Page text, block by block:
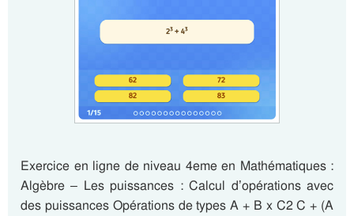
Exercice en ligne de niveau 4eme en Mathématiques :
Algèbre – Les puissances : Calcul d’opérations avec
des puissances Opérations de types A + B x C2 C + (A